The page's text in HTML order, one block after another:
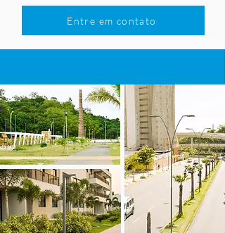
Entre em contato